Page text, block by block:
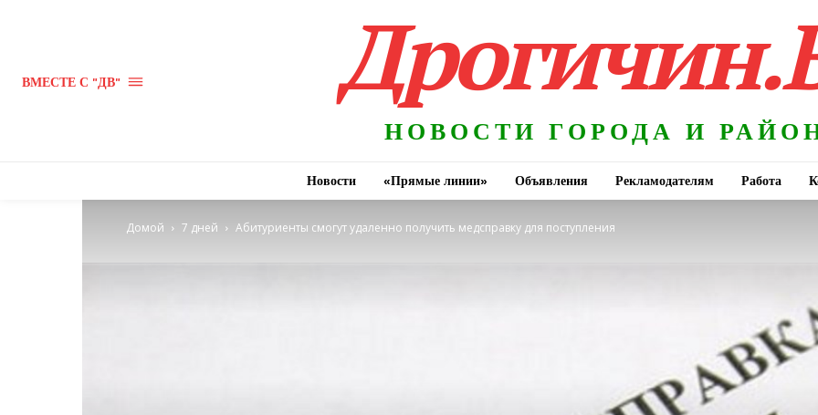
ВМЕСТЕ С "ДВ"
НОВОСТИ ГОРОДА И
Новости «Прямые линии» Объявления Рекламодателям Работа
Домой 7 дней Абитуриенты смогут удаленно получить медсправку для поступления